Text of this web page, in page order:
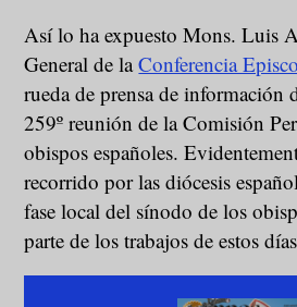
Así lo ha expuesto Mons. Luis
General de laConferencia
rueda de prensa de información
259º reunión de la Comisión
obispos españoles.
recorrido por las diócesis
fase local del sínodo de los
parte de los trabajos de estos